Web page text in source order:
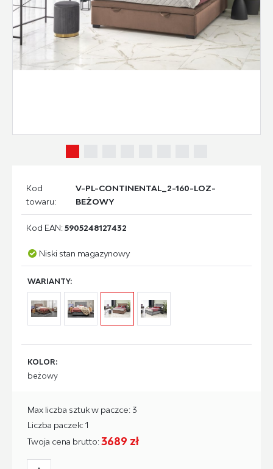
Kod
towaru:
V-PL-CONTINENTAL_2-160-LOZ-
BEŻOWY
Kod EAN:5905248127432
Niski stan magazynowy
WARIANTY:
KOLOR:
beżowy
Twoja cena brutto:3689 zł
Max liczba sztuk w paczce: 3
Liczba paczek: 1